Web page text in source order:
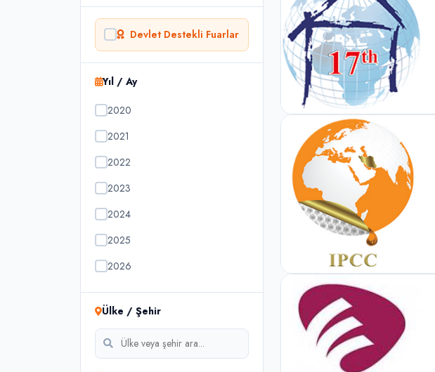
Devlet Destekli Fuarlar
Yıl / Ay
2020
2021
2022
2023
2024
2025
2026
Ülke / Şehir